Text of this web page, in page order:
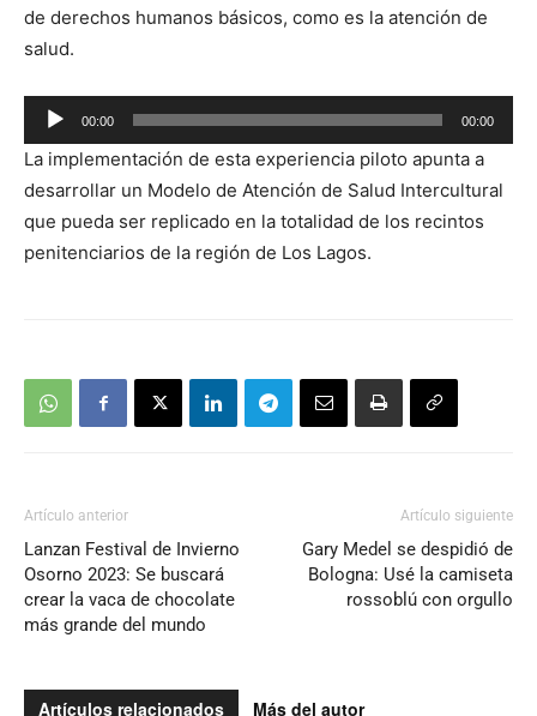
de derechos humanos básicos, como es la atención de
salud.
Reproductor
de
audio
00:00 00:00
La implementación de esta experiencia piloto apunta a
desarrollar un Modelo de Atención de Salud Intercultural
que pueda ser replicado en la totalidad de los recintos
penitenciarios de la región de Los Lagos.
Artículo anterior
Lanzan Festival de Invierno
Osorno 2023: Se buscará
crear la vaca de chocolate
más grande del mundo
Artículo siguiente
Gary Medel se despidió de
Bologna: Usé la camiseta
rossoblú con orgullo
Artículos relacionados Más del autor